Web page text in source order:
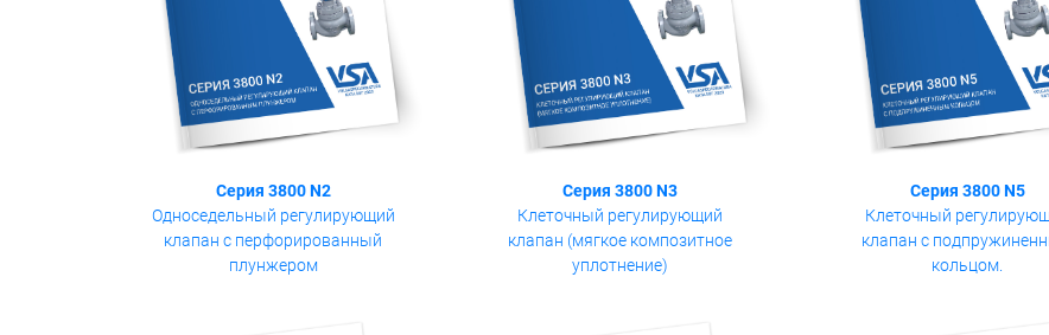
Серия 3800 N2
Односедельный регулирующий
клапан с перфорированный
плунжером
Серия 3800 N3
Клеточный регулирующий
клапан (мягкое композитное
уплотнение)
Серия 3800 N5
Клеточный
клапан с
кольцом.